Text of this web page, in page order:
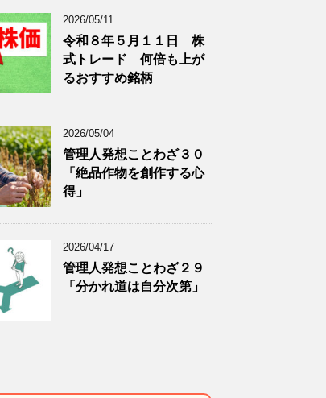
2026/05/11
令和８年５月１１日 株
式トレード 何倍も上が
るおすすめ銘柄
2026/05/04
管理人発想ことわざ３０
「絶品作物を創作する心
得」
2026/04/17
管理人発想ことわざ２９
「分かれ道は自分次第」